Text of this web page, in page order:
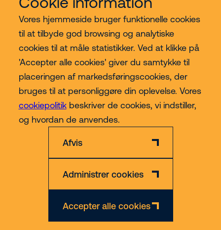
Vores hjemmeside bruger funktionelle cookies
til at tilbyde god browsing og analytiske
cookies til at måle statistikker. Ved at klikke på
'Accepter alle cookies' giver du samtykke til
placeringen af markedsføringscookies, der
bruges til at personliggøre din oplevelse. Vores
cookiepolitikbeskriver de cookies, vi indstiller,
og hvordan de anvendes.
Afvis
Administrer cookies
Accepter alle cookies
Vores services
Lift kategorier
Contact
Mere
© 2026 Riwal - All rights reserved